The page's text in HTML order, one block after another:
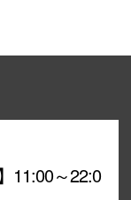
11:00～22:0